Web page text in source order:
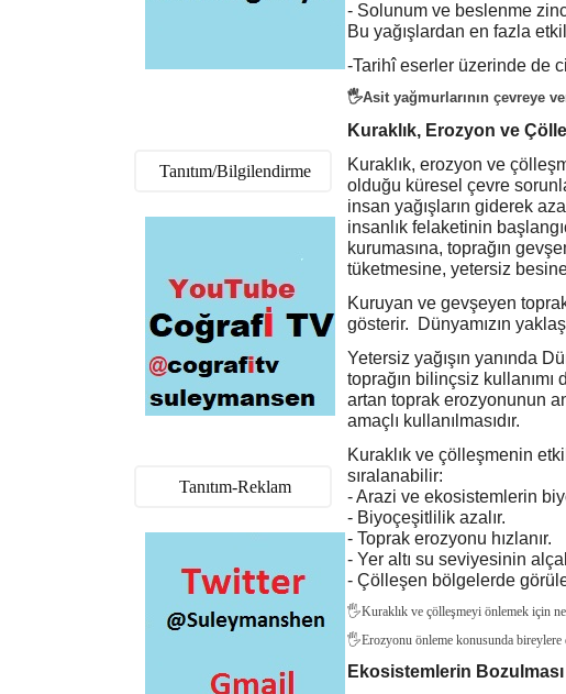
Tanıtım/Bilgilendirme
Tanıtım-Reklam
- Solunum ve beslenme
Bu yağışlardan en fazla
-Tarihî eserler üzerinde de
🖐Asit yağmurlarının çevreye
Kuraklık, Erozyon ve
Kuraklık, erozyon ve
olduğu küresel çevre
insan yağışların giderek
insanlık felaketinin
kurumasına, toprağın
tüketmesine, yetersiz
Kuruyan ve gevşeyen
gösterir. Dünyamızın
Yetersiz yağışın yanında
toprağın bilinçsiz
artan toprak erozyonunun
amaçlı kullanılmasıdır.
Kuraklık ve çölleşmenin
sıralanabilir:
- Arazi ve ekosistemlerin
- Biyoçeşitlilik azalır.
- Toprak erozyonu hızlanır.
- Yer altı su seviyesinin
- Çölleşen bölgelerde
🖐Kuraklık ve çölleşmeyi önlemek için
🖐Erozyonu önleme konusunda bireylere
Ekosistemlerin